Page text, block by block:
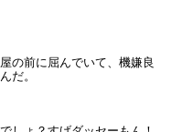
の前に屈んでいて、機嫌良
だ。